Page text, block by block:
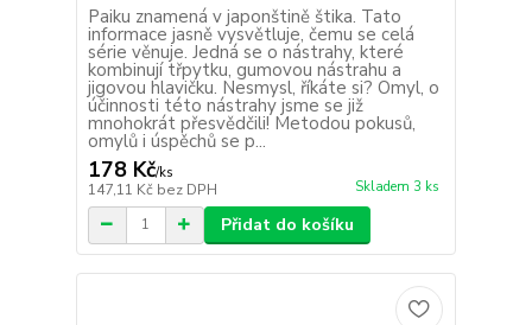
Paiku znamená v japonštině štika. Tato
informace jasně vysvětluje, čemu se celá
série věnuje. Jedná se o nástrahy, které
kombinují třpytku, gumovou nástrahu a
jigovou hlavičku. Nesmysl, říkáte si? Omyl, o
účinnosti této nástrahy jsme se již
mnohokrát přesvědčili! Metodou pokusů,
omylů i úspěchů se p...
178 Kč/ks
147,11 Kč bez DPH Skladem 3 ks
Přidat do košíku